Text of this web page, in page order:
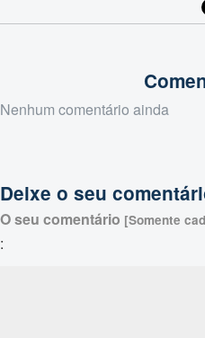
Nenhum comentário ainda
Deixe o seu
O seu comentário [Somente
: